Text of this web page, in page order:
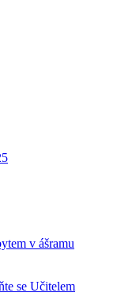
v ášramu
se Učitelem